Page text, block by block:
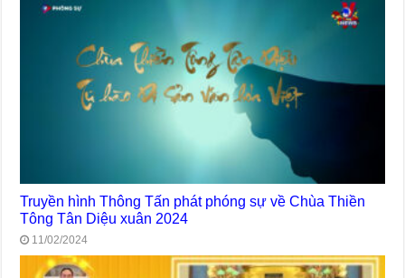
Truyền hình Thông Tấn phát phóng sự về Chùa Thiền
Tông Tân Diệu xuân 2024
11/02/2024